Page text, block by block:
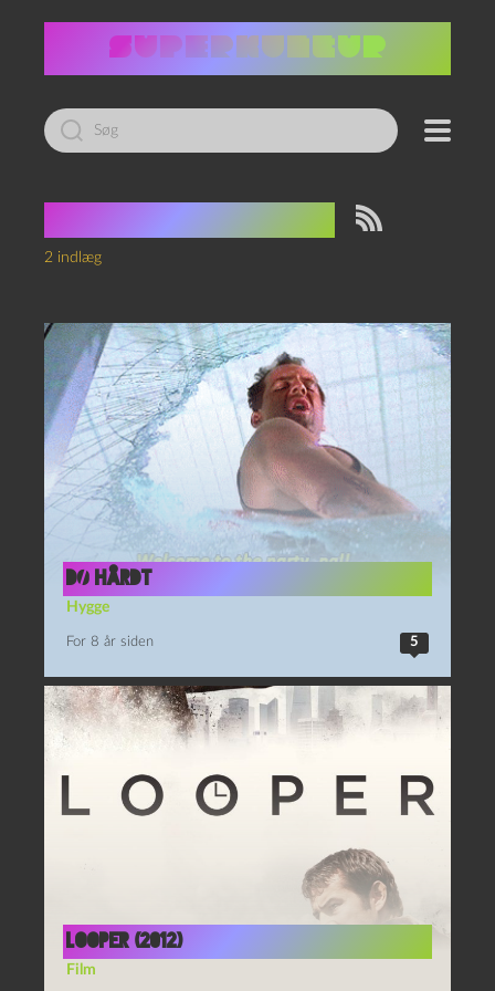
Led
efter:
2 indlæg
Dø hårdt
Hygge
For 8 år siden 5
Looper (2012)
Film